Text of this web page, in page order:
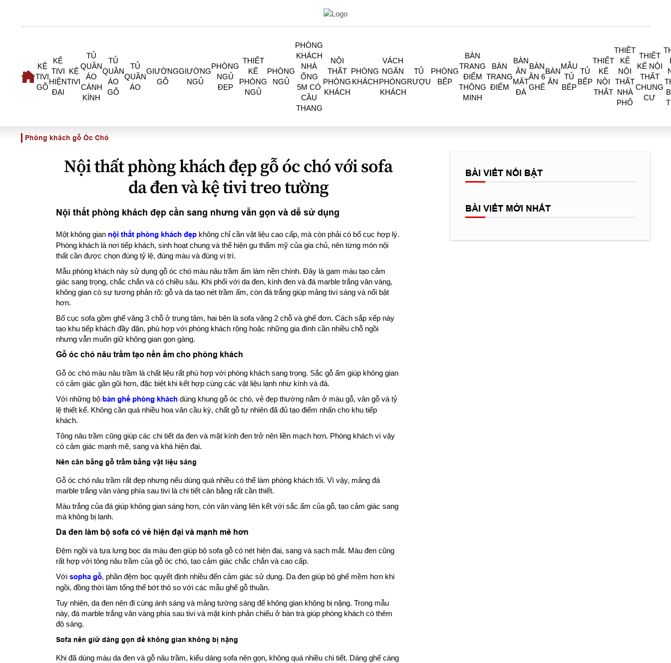
KỆ
TIVI
GỖ
KỆ
TIVI
HIỆN
ĐẠI
KỆ
TIVI
TỦ
QUẦN
ÁO
CÁNH
KÍNH
TỦ
QUẦN
ÁO
GỖ
TỦ
QUẦN
ÁO
GIƯỜNG
GỖ
GIƯỜNG
NGỦ
PHÒNG
NGỦ
ĐẸP
THIẾT
KẾ
PHÒNG
NGỦ
PHÒNG
NGỦ
PHÒNG
KHÁCH
NHÀ
ỐNG
5M CÓ
CẦU
THANG
NỘI
THẤT
PHÒNG
KHÁCH
PHÒNG
KHÁCH
VÁCH
NGĂN
PHÒNG
KHÁCH
TỦ
RƯỢU
PHÒNG
BẾP
BÀN
TRANG
ĐIỂM
THÔNG
MINH
BÀN
TRANG
ĐIỂM
BÀN
ĂN
MẶT
ĐÁ
BÀN
ĂN 6
GHẾ
BÀN
ĂN
MẪU
TỦ
BẾP
TỦ
BẾP
THIẾT
KẾ
NỘI
THẤT
THIẾT
KẾ
NỘI
THẤT
NHÀ
PHỐ
THIẾT
KẾ NỘI
THẤT
CHUNG
CƯ
Phòng khách gỗ Óc Chó
Nội thất phòng khách đẹp gỗ óc chó với sofa
da đen và kệ tivi treo tường
Nội thất phòng khách đẹp cần sang nhưng vẫn gọn và dễ sử dụng
Một không gian nội thất phòng khách đẹp không chỉ cần vật liệu cao cấp, mà còn phải có bố cục hợp lý.
Phòng khách là nơi tiếp khách, sinh hoạt chung và thể hiện gu thẩm mỹ của gia chủ, nên từng món nội
thất cần được chọn đúng tỷ lệ, đúng màu và đúng vị trí.
Mẫu phòng khách này sử dụng gỗ óc chó màu nâu trầm ấm làm nền chính. Đây là gam màu tạo cảm
giác sang trọng, chắc chắn và có chiều sâu. Khi phối với da đen, kính đen và đá marble trắng vân vàng,
không gian có sự tương phản rõ: gỗ và da tạo nét trầm ấm, còn đá trắng giúp mảng tivi sáng và nổi bật
hơn.
Bố cục sofa gồm ghế văng 3 chỗ ở trung tâm, hai bên là sofa văng 2 chỗ và ghế đơn. Cách sắp xếp này
tạo khu tiếp khách đầy đặn, phù hợp với phòng khách rộng hoặc những gia đình cần nhiều chỗ ngồi
nhưng vẫn muốn giữ không gian gọn gàng.
Gỗ óc chó nâu trầm tạo nền ấm cho phòng khách
Gỗ óc chó màu nâu trầm là chất liệu rất phù hợp với phòng khách sang trọng. Sắc gỗ ấm giúp không gian
có cảm giác gần gũi hơn, đặc biệt khi kết hợp cùng các vật liệu lạnh như kính và đá.
Với những bộ bàn ghế phòng khách dùng khung gỗ óc chó, vẻ đẹp thường nằm ở màu gỗ, vân gỗ và tỷ
lệ thiết kế. Không cần quá nhiều hoa văn cầu kỳ, chất gỗ tự nhiên đã đủ tạo điểm nhấn cho khu tiếp
khách.
Tông nâu trầm cũng giúp các chi tiết da đen và mặt kính đen trở nên liền mạch hơn. Phòng khách vì vậy
có cảm giác mạnh mẽ, sang và khá hiện đại.
Nên cân bằng gỗ trầm bằng vật liệu sáng
Gỗ óc chó nâu trầm rất đẹp nhưng nếu dùng quá nhiều có thể làm phòng khách tối. Vì vậy, mảng đá
marble trắng vân vàng phía sau tivi là chi tiết cân bằng rất cần thiết.
Màu trắng của đá giúp không gian sáng hơn, còn vân vàng liên kết với sắc ấm của gỗ, tạo cảm giác sang
mà không bị lạnh.
Da đen làm bộ sofa có vẻ hiện đại và mạnh mẽ hơn
Đệm ngồi và tựa lưng bọc da màu đen giúp bộ sofa gỗ có nét hiện đại, sang và sạch mắt. Màu đen cũng
rất hợp với tông nâu trầm của gỗ óc chó, tạo cảm giác chắc chắn và cao cấp.
Với sopha gỗ, phần đệm bọc quyết định nhiều đến cảm giác sử dụng. Da đen giúp bộ ghế mềm hơn khi
ngồi, đồng thời làm tổng thể bớt thô so với các mẫu ghế gỗ thuần.
Tuy nhiên, da đen nên đi cùng ánh sáng và mảng tường sáng để không gian không bị nặng. Trong mẫu
này, đá marble trắng vân vàng phía sau tivi và mặt kính phản chiếu ở bàn trà giúp phòng khách có thêm
độ sáng.
Sofa nên giữ dáng gọn để không gian không bị nặng
Khi đã dùng màu da đen và gỗ nâu trầm, kiểu dáng sofa nên gọn, không quá nhiều chi tiết. Dáng ghế càng
BÀI VIẾT NỔI BẬT
BÀI VIẾT MỚI NHẤT